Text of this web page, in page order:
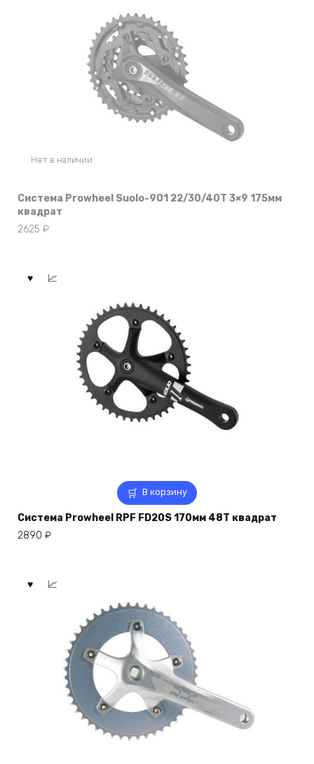
Нет в наличии
Система Prowheel Suolo-901 22/30/40T 3×9 175мм
квадрат
2625 ₽
В корзину
Система Prowheel RPF FD20S 170мм 48Т квадрат
2890 ₽